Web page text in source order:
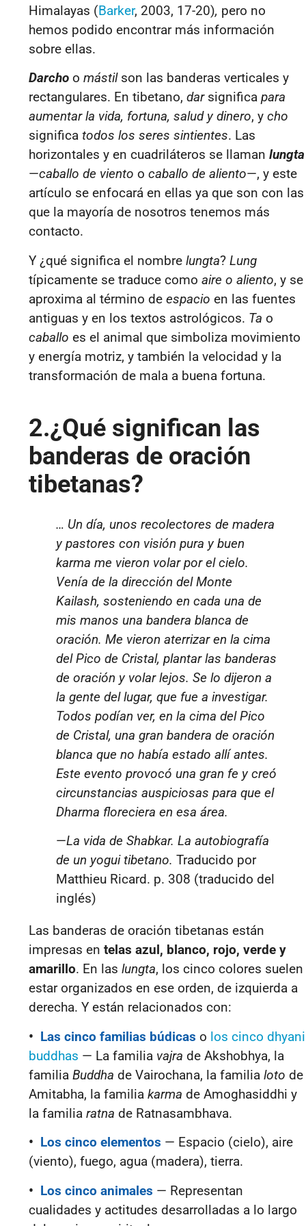
Himalayas (Barker, 2003, 17-20), pero no
hemos podido encontrar más información
sobre ellas.
Darcho o mástil son las banderas verticales y
rectangulares. En tibetano, dar significa para
aumentar la vida, fortuna, salud y dinero, y cho
significa todos los seres sintientes. Las
horizontales y en cuadriláteros se llaman lungta
—caballo de viento o caballo de aliento—, y este
artículo se enfocará en ellas ya que son con las
que la mayoría de nosotros tenemos más
contacto.
Y ¿qué significa el nombre lungta? Lung
típicamente se traduce como aire o aliento, y se
aproxima al término de espacio en las fuentes
antiguas y en los textos astrológicos. Ta o
caballo es el animal que simboliza movimiento
y energía motriz, y también la velocidad y la
transformación de mala a buena fortuna.
2.¿Qué significan las
banderas de oración
tibetanas?
… Un día, unos recolectores de madera
y pastores con visión pura y buen
karma me vieron volar por el cielo.
Venía de la dirección del Monte
Kailash, sosteniendo en cada una de
mis manos una bandera blanca de
oración. Me vieron aterrizar en la cima
del Pico de Cristal, plantar las banderas
de oración y volar lejos. Se lo dijeron a
la gente del lugar, que fue a investigar.
Todos podían ver, en la cima del Pico
de Cristal, una gran bandera de oración
blanca que no había estado allí antes.
Este evento provocó una gran fe y creó
circunstancias auspiciosas para que el
Dharma floreciera en esa área.
—La vida de Shabkar. La autobiografía
de un yogui tibetano. Traducido por
Matthieu Ricard. p. 308 (traducido del
inglés)
Las banderas de oración tibetanas están
impresas en telas azul, blanco, rojo, verde y
amarillo. En las lungta, los cinco colores suelen
estar organizados en ese orden, de izquierda a
derecha. Y están relacionados con:
• Las cinco familias búdicas o los cinco dhyani
buddhas — La familia vajra de Akshobhya, la
familia Buddha de Vairochana, la familia loto de
Amitabha, la familia karma de Amoghasiddhi y
la familia ratna de Ratnasambhava.
• Los cinco elementos — Espacio (cielo), aire
(viento), fuego, agua (madera), tierra.
• Los cinco animales — Representan
cualidades y actitudes desarrolladas a lo largo